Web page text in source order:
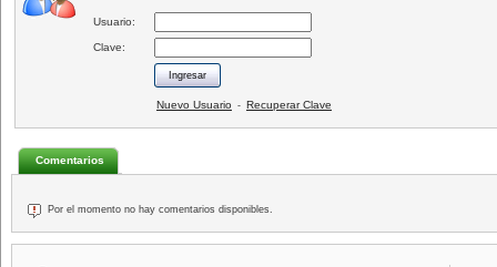
Usuario:
Clave:
Nuevo Usuario - Recuperar Clave
Comentarios
Por el momento no hay comentarios disponibles.